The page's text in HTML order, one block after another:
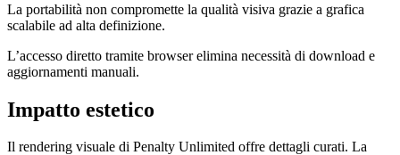
La portabilità non compromette la qualità visiva grazie a grafica
scalabile ad alta definizione.
L’accesso diretto tramite browser elimina necessità di download e
aggiornamenti manuali.
Impatto estetico
Il rendering visuale di Penalty Unlimited offre dettagli curati. La